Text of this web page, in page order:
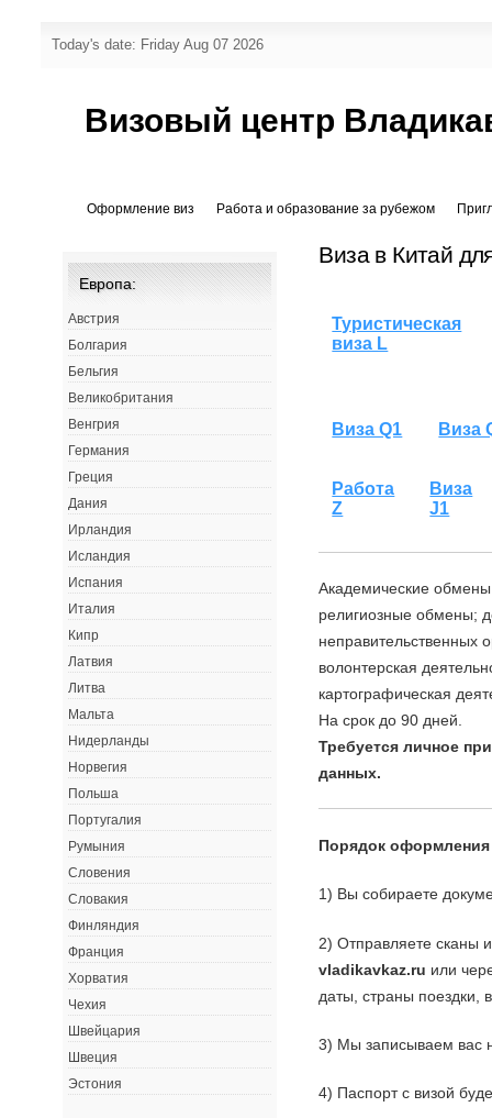
Today's date: Friday Aug 07 2026
Визовый центр
Оформление виз Работа и образование за рубежом
Виза в Китай
Туристическая
виза L
Виза Q1 Виза
Работа
Z
Виза
J1
Академические
религиозные обмены;
неправительственных
волонтерская
картографическая
На срок до 90 дней.
Требуется личное
данных.
Порядок
1) Вы собираете
2) Отправляете сканы
vladikavkaz.ru или
даты, страны поездки,
3) Мы записываем вас
4) Паспорт с визой
Европа:
Австрия
Болгария
Бельгия
Великобритания
Венгрия
Германия
Греция
Дания
Ирландия
Исландия
Испания
Италия
Кипр
Латвия
Литва
Мальта
Нидерланды
Норвегия
Польша
Португалия
Румыния
Словения
Словакия
Финляндия
Франция
Хорватия
Чехия
Швейцария
Швеция
Эстония